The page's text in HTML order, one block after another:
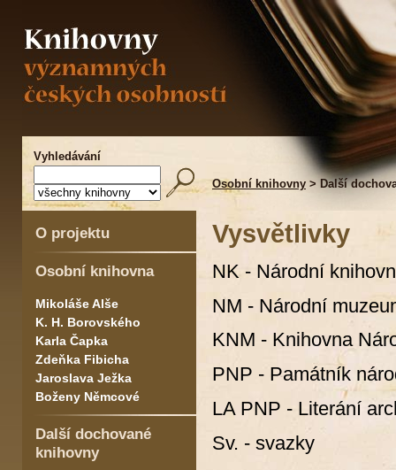
Vyhledávání
Osobní knihovny > Další
O projektu
Osobní knihovna
Mikoláše Alše
K. H. Borovského
Karla Čapka
Zdeňka Fibicha
Jaroslava Ježka
Boženy Němcové
Další dochované
knihovny
Vysvětlivky
NK - Národní
NM - Národní
KNM - Knihovna
PNP - Památník
LA PNP - Literání
Sv. - svazky